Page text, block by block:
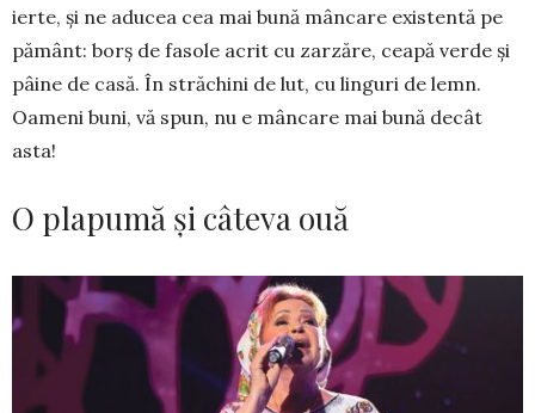
ier­te, şi ne aducea cea mai bună mâncare existentă pe
pământ: borş de fasole acrit cu zarzăre, ceapă verde şi
pâine de casă. În străchini de lut, cu lin­guri de lemn.
Oameni buni, vă spun, nu e mâncare mai bună decât
asta!
O plapumă și câteva ouă